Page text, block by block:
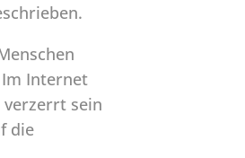
Im Internet
sein
die